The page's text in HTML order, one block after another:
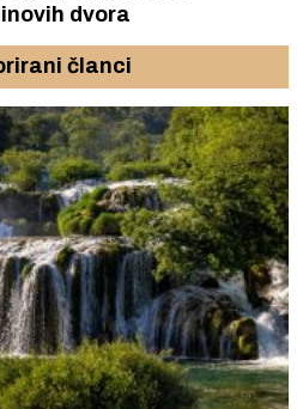
dvora
članci